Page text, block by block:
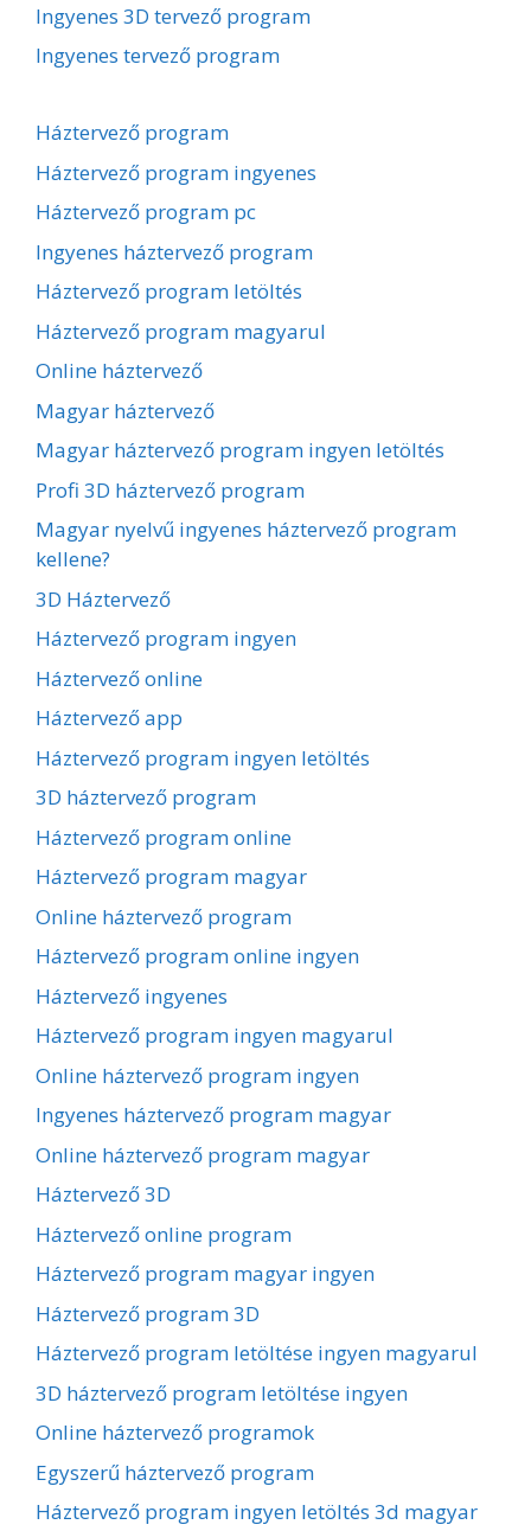
Ingyenes 3D tervező program
Ingyenes tervező program
Háztervező program
Háztervező program ingyenes
Háztervező program pc
Ingyenes háztervező program
Háztervező program letöltés
Háztervező program magyarul
Online háztervező
Magyar háztervező
Magyar háztervező program ingyen letöltés
Profi 3D háztervező program
Magyar nyelvű ingyenes háztervező program
kellene?
3D Háztervező
Háztervező program ingyen
Háztervező online
Háztervező app
Háztervező program ingyen letöltés
3D háztervező program
Háztervező program online
Háztervező program magyar
Online háztervező program
Háztervező program online ingyen
Háztervező ingyenes
Háztervező program ingyen magyarul
Online háztervező program ingyen
Ingyenes háztervező program magyar
Online háztervező program magyar
Háztervező 3D
Háztervező online program
Háztervező program magyar ingyen
Háztervező program 3D
Háztervező program letöltése ingyen magyarul
3D háztervező program letöltése ingyen
Online háztervező programok
Egyszerű háztervező program
Háztervező program ingyen letöltés 3d magyar